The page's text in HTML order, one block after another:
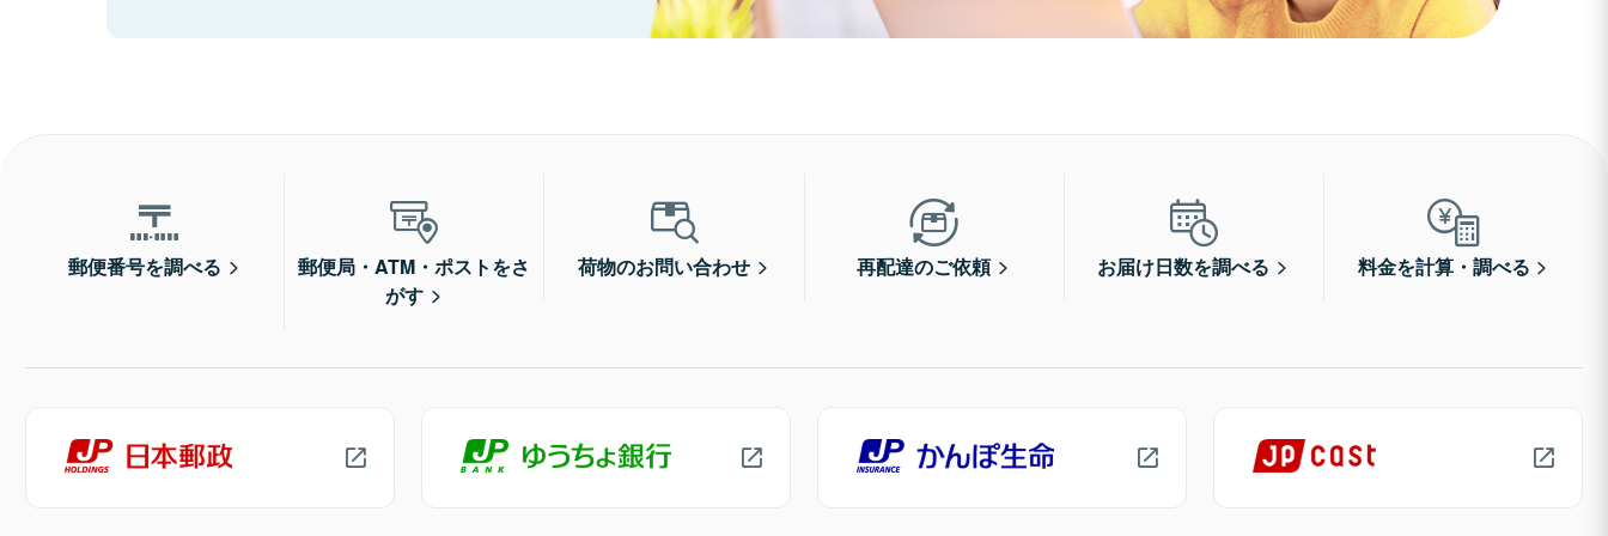
郵便番号を調べる
郵便局・ATM・ポストをさ
がす
荷物のお問い合わせ 再配達のご依頼 お届け日数を調べる 料金を計算・調べる